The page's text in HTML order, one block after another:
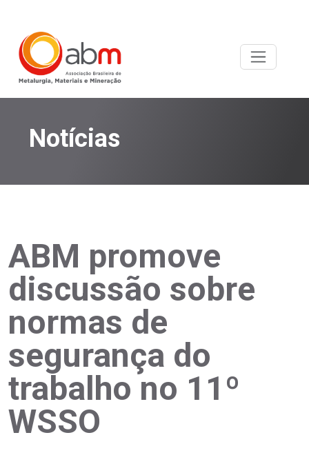
Notícias
ABM promove
discussão sobre
normas de
segurança do
trabalho no 11º
WSSO